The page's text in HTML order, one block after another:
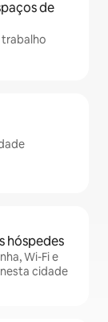
de
hóspedes
Wi-Fi e
cidade